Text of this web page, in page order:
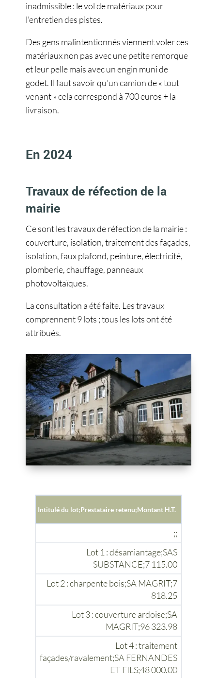
inadmissible : le vol de matériaux pour
l’entretien des pistes.
Des gens malintentionnés viennent voler ces
matériaux non pas avec une petite remorque
et leur pelle mais avec un engin muni de
godet. Il faut savoir qu’un camion de « tout
venant » cela correspond à 700 euros + la
livraison.
En 2024
Travaux de réfection de la
mairie
Ce sont les travaux de réfection de la mairie :
couverture, isolation, traitement des façades,
isolation, faux plafond, peinture, électricité,
plomberie, chauffage, panneaux
photovoltaïques.
La consultation a été faite. Les travaux
comprennent 9 lots ; tous les lots ont été
attribués.
Intitulé du lot;Prestataire retenu;Montant H.T.
;;
Lot 1 : désamiantage;SAS
SUBSTANCE;7 115.00
Lot 2 : charpente bois;SA MAGRIT;7
818.25
Lot 3 : couverture ardoise;SA
MAGRIT;96 323.98
Lot 4 : traitement
façades/ravalement;SA FERNANDES
ET FILS;48 000.00